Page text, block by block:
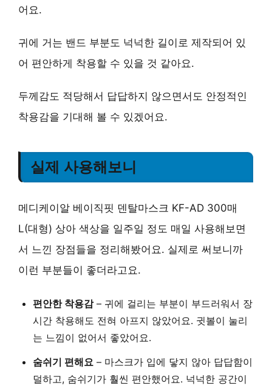
어요.
귀에 거는 밴드 부분도 넉넉한 길이로 제작되어 있
어 편안하게 착용할 수 있을 것 같아요.
두께감도 적당해서 답답하지 않으면서도 안정적인
착용감을 기대해 볼 수 있겠어요.
실제 사용해보니
메디케이알 베이직핏 덴탈마스크 KF-AD 300매
L(대형) 상아 색상을 일주일 정도 매일 사용해보면
서 느낀 장점들을 정리해봤어요. 실제로 써보니까
이런 부분들이 좋더라고요.
편안한 착용감– 귀에 걸리는 부분이 부드러워서 장
시간 착용해도 전혀 아프지 않았어요. 귓볼이 눌리
는 느낌이 없어서 좋았어요.
숨쉬기 편해요 – 마스크가 입에 닿지 않아 답답함이
덜하고, 숨쉬기가 훨씬 편안했어요. 넉넉한 공간이